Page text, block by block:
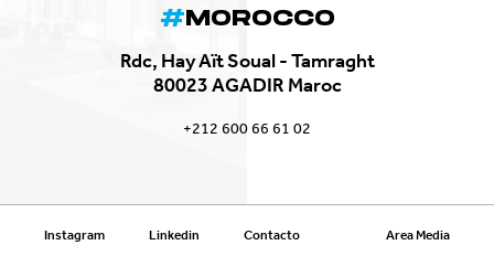
MOROCCO
Rdc, Hay Aït Soual - Tamraght
80023 AGADIR Maroc
+212 600 66 61 02
Instagram Linkedin Contacto Area Media